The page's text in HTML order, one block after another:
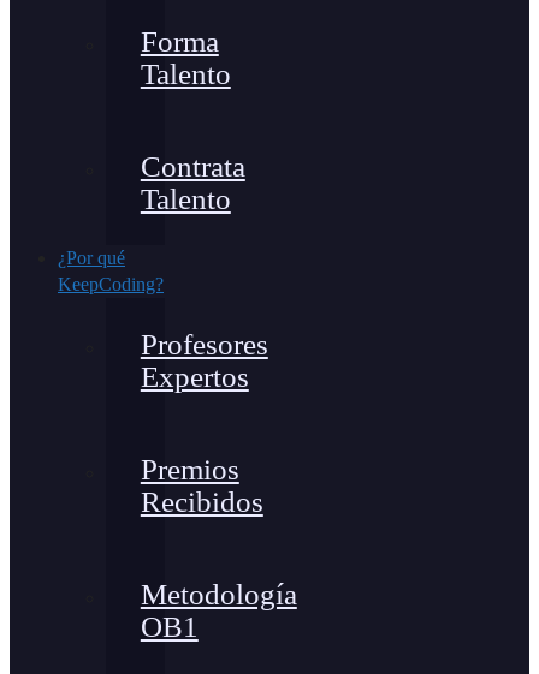
Forma
Talento
Contrata
Talento
¿Por qué
KeepCoding?
Profesores
Expertos
Premios
Recibidos
Metodología
OB1